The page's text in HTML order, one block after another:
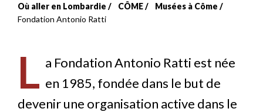
Fil
Où aller en Lombardie CÔME
Musées à Côme
Fondation Antonio Ratti
L a Fondation Antonio Ratti est née
en 1985, fondée dans le but de
devenir une organisation active dans le